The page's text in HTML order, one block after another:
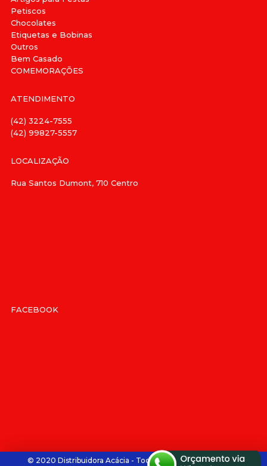
Petiscos
Chocolates
Etiquetas e Bobinas
Outros
Bem Casado
COMEMORAÇÕES
ATENDIMENTO
(42) 3224-7555
(42) 99827-5557
LOCALIZAÇÃO
Rua Santos Dumont, 710 Centro
FACEBOOK
© 2020 Distribuidora Acácia - Todos os direitos reservados